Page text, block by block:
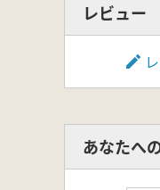
レビュー
あなたへ